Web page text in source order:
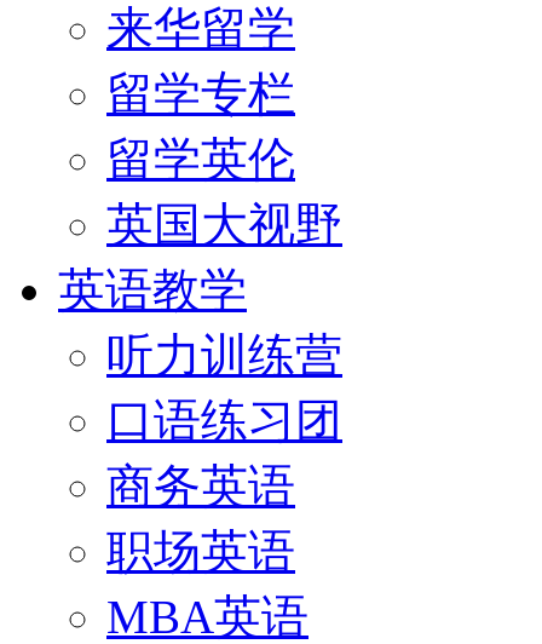
来华留学
留学专栏
留学英伦
英国大视野
英语教学
听力训练营
口语练习团
商务英语
职场英语
MBA英语